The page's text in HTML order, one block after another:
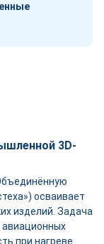
3D-
осваивает
изделий. Задача
авиационных
при нагреве